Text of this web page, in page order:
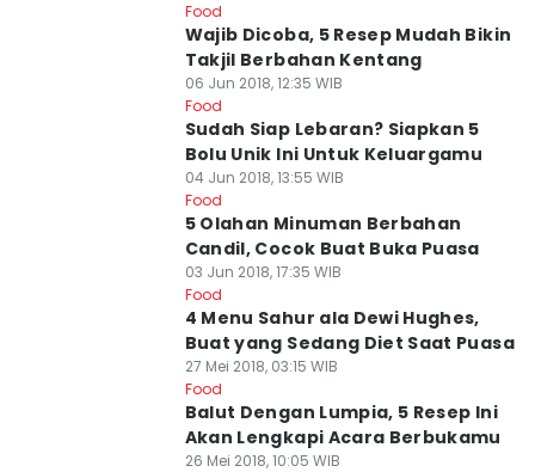
Food
Wajib Dicoba, 5 Resep Mudah Bikin
Takjil Berbahan Kentang
06 Jun 2018, 12:35 WIB
Food
Sudah Siap Lebaran? Siapkan 5
Bolu Unik Ini Untuk Keluargamu
04 Jun 2018, 13:55 WIB
Food
5 Olahan Minuman Berbahan
Candil, Cocok Buat Buka Puasa
03 Jun 2018, 17:35 WIB
Food
4 Menu Sahur ala Dewi Hughes,
Buat yang Sedang Diet Saat Puasa
27 Mei 2018, 03:15 WIB
Food
Balut Dengan Lumpia, 5 Resep Ini
Akan Lengkapi Acara Berbukamu
26 Mei 2018, 10:05 WIB